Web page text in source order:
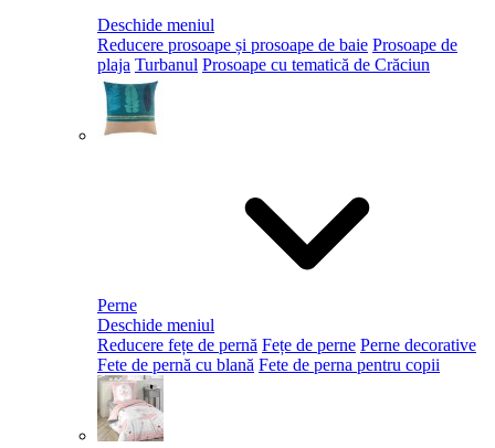
Deschide meniul
Reducere prosoape și prosoape de baie Prosoape de
plaja Turbanul Prosoape cu tematică de Crăciun
Perne
Deschide meniul
Reducere fețe de pernă Fețe de perne Perne decorative
Fete de pernă cu blană Fete de perna pentru copii